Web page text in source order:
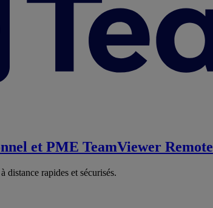
et PME TeamViewer Remote
distance rapides et sécurisés.